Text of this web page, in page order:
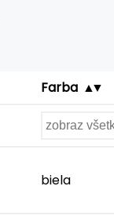
Farba
biela